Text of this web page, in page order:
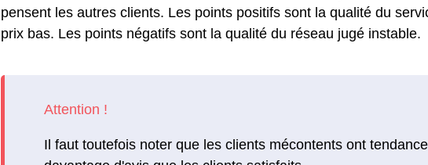
pensent les autres clients. Les points positifs sont la qualité du
prix bas. Les points négatifs sont la qualité du réseau jugé instable.
Il faut toutefois noter que les clients mécontents ont